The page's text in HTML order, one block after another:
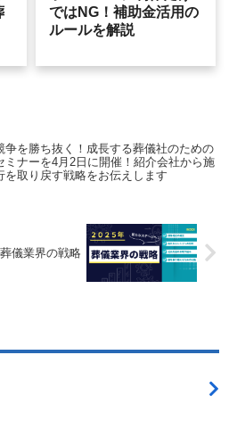
ではNG！補助金活用の
ルールを解説
争を勝ち抜く！成長する葬儀社のための
ミナーを4月2日に開催！紹介会社から施
を取り戻す戦略をお伝えします
儀業界の戦略